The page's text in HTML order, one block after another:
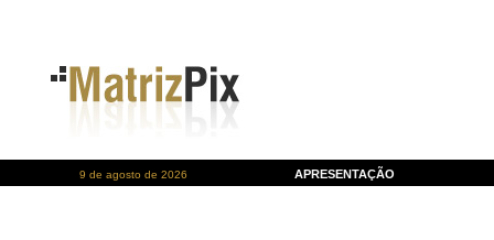
9 de agosto de 2026 APRESENTAÇÃO